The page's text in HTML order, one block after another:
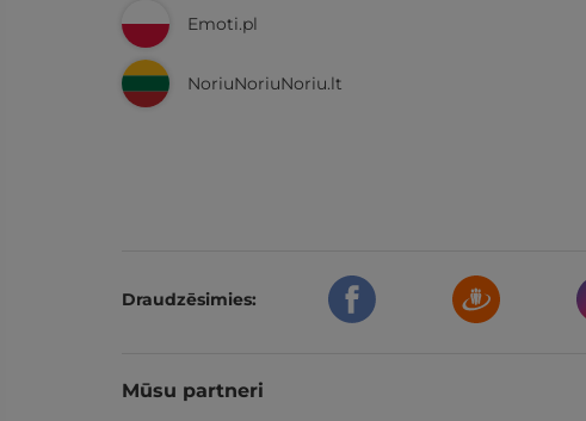
Emoti.pl
NoriuNoriuNoriu.lt
Draudzēsimies:
Mūsu partneri